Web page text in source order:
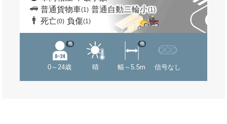
普通貨物車(1) 普通自動二輪小(1)
死亡(0) 負傷(1)
0～24歳
他
晴 幅～5.5m
他
信号なし